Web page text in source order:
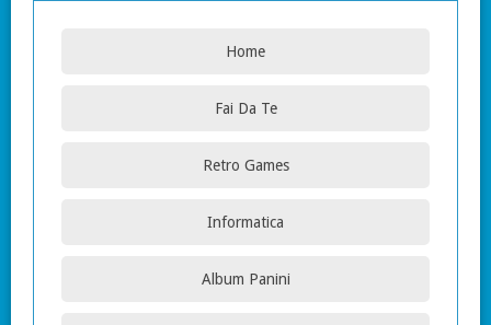
Home
Fai Da Te
Retro Games
Informatica
Album Panini